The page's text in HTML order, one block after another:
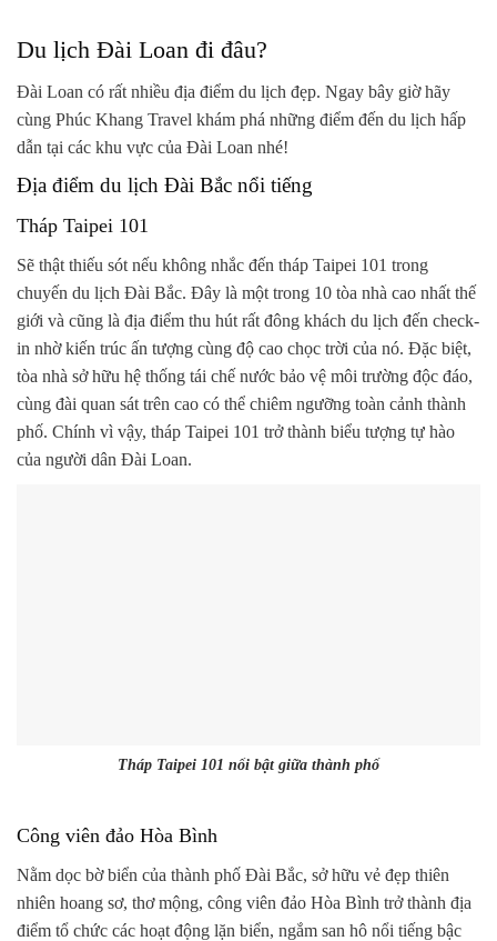
Du lịch Đài Loan đi đâu?
Đài Loan có rất nhiều địa điểm du lịch đẹp. Ngay bây giờ hãy
cùng Phúc Khang Travel khám phá những điểm đến du lịch hấp
dẫn tại các khu vực của Đài Loan nhé!
Địa điểm du lịch Đài Bắc nổi tiếng
Tháp Taipei 101
Sẽ thật thiếu sót nếu không nhắc đến tháp Taipei 101 trong
chuyến du lịch Đài Bắc. Đây là một trong 10 tòa nhà cao nhất thế
giới và cũng là địa điểm thu hút rất đông khách du lịch đến check-
in nhờ kiến trúc ấn tượng cùng độ cao chọc trời của nó. Đặc biệt,
tòa nhà sở hữu hệ thống tái chế nước bảo vệ môi trường độc đáo,
cùng đài quan sát trên cao có thể chiêm ngưỡng toàn cảnh thành
phố. Chính vì vậy, tháp Taipei 101 trở thành biểu tượng tự hào
của người dân Đài Loan.
Tháp Taipei 101 nổi bật giữa thành phố
Công viên đảo Hòa Bình
Nằm dọc bờ biển của thành phố Đài Bắc, sở hữu vẻ đẹp thiên
nhiên hoang sơ, thơ mộng, công viên đảo Hòa Bình trở thành địa
điểm tổ chức các hoạt động lặn biển, ngắm san hô nổi tiếng bậc